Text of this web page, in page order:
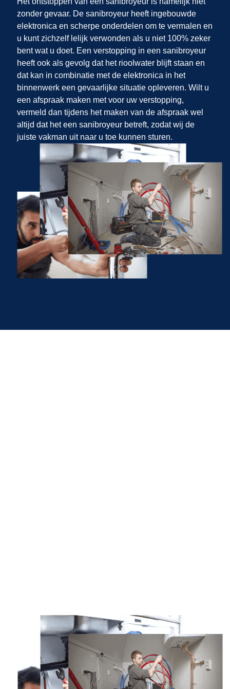
zonder gevaar. De sanibroyeur heeft ingebouwde
elektronica en scherpe onderdelen om te vermalen en
u kunt zichzelf lelijk verwonden als u niet 100% zeker
bent wat u doet. Een verstopping in een sanibroyeur
heeft ook als gevolg dat het rioolwater blijft staan en
dat kan in combinatie met de elektronica in het
binnenwerk een gevaarlijke situatie opleveren. Wilt u
een afspraak maken metvoor uw verstopping,
vermeld dan tijdens het maken van de afspraak wel
altijd dat het een sanibroyeur betreft, zodat wij de
juiste vakman uit naar u toe kunnen sturen.